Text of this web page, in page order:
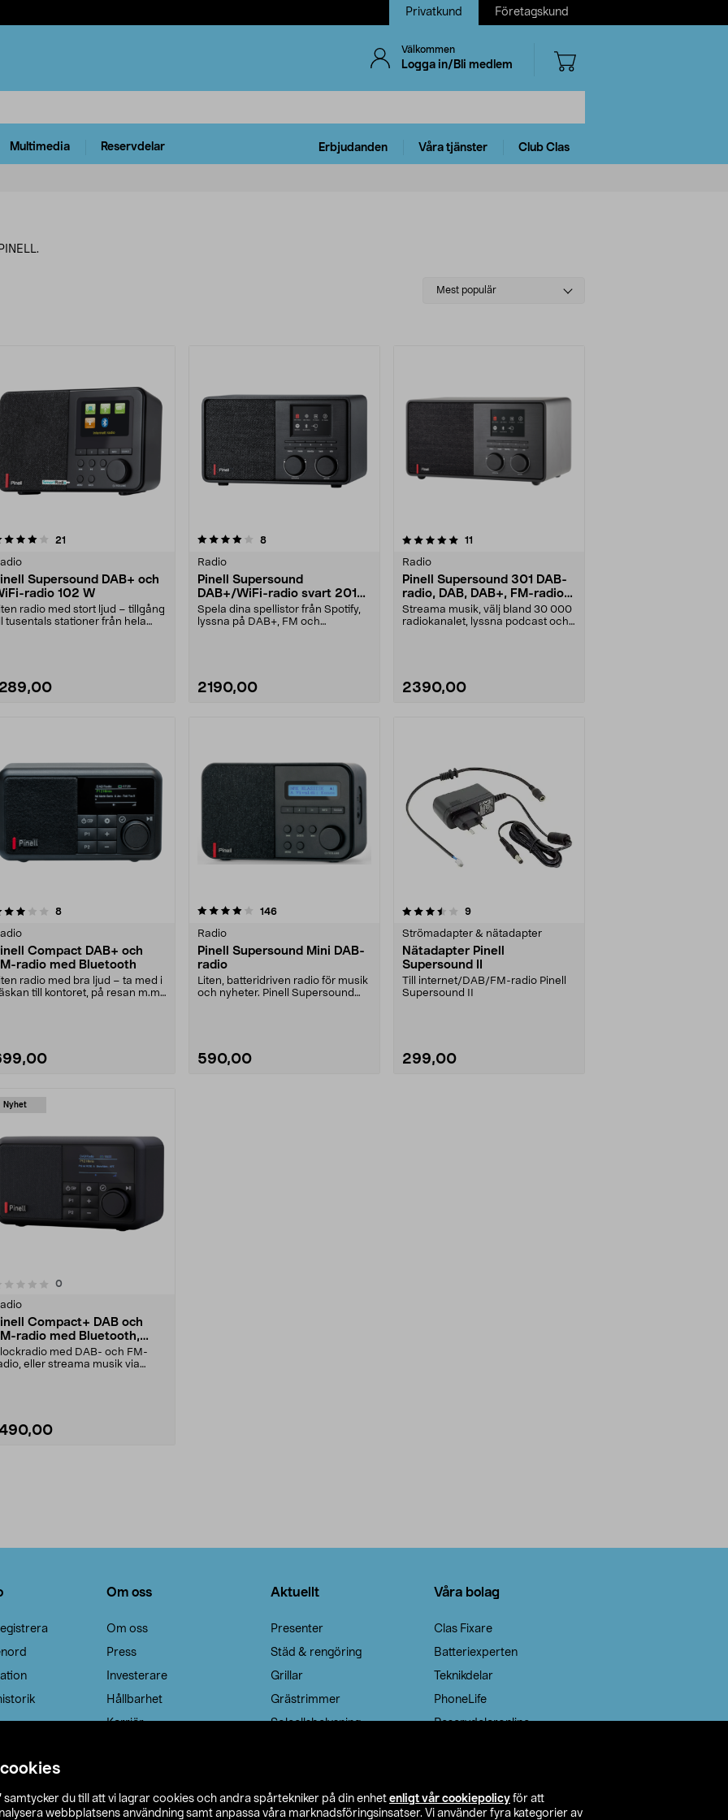
samtycker du till att vi lagrar cookies och andra spårtekniker på din enhet enligt vår cookiepolicy för att
webbplatsens användning samt anpassa våra marknadsföringsinsatser. Vi använder fyra kategorier av
Privatkund Företagskund
Välkommen
Logga in/Bli medlem
Multimedia Reservdelar Erbjudanden Våra tjänster Club Clas
Select
Mest populär
21
Supersound DAB+ och
radio 102 W
radio med stort ljud – tillgång
tusentals stationer från hela
4.0 av 5 stjärnor 8recensioner
Radio
Pinell Supersound
DAB+/WiFi-radio svart 201
W
Spela dina spellistor från Spotify,
lyssna på DAB+, FM och
2190,00
5.0 av 5 stjärnor 11
Radio
Pinell Supersound 301 DAB-
radio, DAB, DAB+, FM-radio,
Podcast, Spotify
Streama musik, välj bland 30 000
radiokanalet, lyssna podcast och
2390,00
8recensioner
Compact DAB+ och
radio med Bluetooth
radio med bra ljud – ta med i
till kontoret, på resan m.m.
4.0 av 5 stjärnor 146recensioner
Radio
Pinell Supersound Mini DAB-
radio
Liten, batteridriven radio för musik
och nyheter. Pinell Supersound
590,00
3.5 av 5 stjärnor 9recensioner
Strömadapter & nätadapter
Nätadapter Pinell
Supersound II
Till internet/DAB/FM-radio Pinell
Supersound II
299,00
Nyhet
0
Compact+ DAB och
radio med Bluetooth,
med DAB- och FM-
eller streama musik via
Om oss
Om oss
Press
Investerare
Hållbarhet
Karriär
Aktuellt
Presenter
Städ & rengöring
Grillar
Grästrimmer
Solcellsbelysning
Våra bolag
Clas Fixare
Batteriexperten
Teknikdelar
PhoneLife
Reservdelaronline